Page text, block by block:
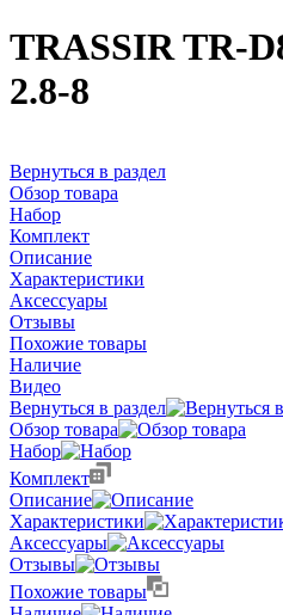
TRASSIR TR-
2.8-8
Вернуться в раздел
Обзор товара
Набор
Комплект
Описание
Характеристики
Аксессуары
Отзывы
Похожие товары
Наличие
Видео
Вернуться в раздел
Обзор товара
Набор
Комплект
Описание
Характеристики
Аксессуары
Отзывы
Похожие товары